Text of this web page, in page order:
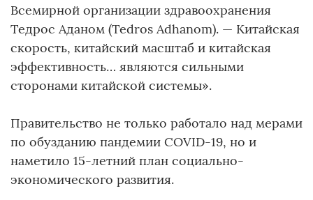
Всемирной организации здравоохранения
Тедрос Аданом (Tedros Adhanom). — Китайская
скорость, китайский масштаб и китайская
эффективность… являются сильными
сторонами китайской системы».
Правительство не только работало над мерами
по обузданию пандемии COVID-19, но и
наметило 15-летний план социально-
экономического развития.